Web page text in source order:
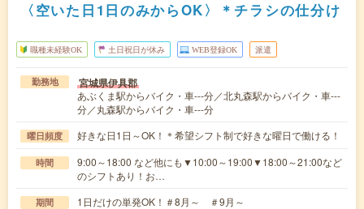
〈空いた日1日のみからOK〉＊チラシの仕分け
職種未経験OK 土日祝日が休み WEB登録OK 派遣
勤務地 宮城県伊具郡
あぶくま駅からバイク・車---分／北丸森駅からバイク・車---
分／丸森駅からバイク・車---分
曜日頻度 好きな日1日～OK！＊希望シフト制で好きな曜日で働ける！
時間
9:00～18:00 など他にも▼10:00～19:00▼18:00～21:00など
のシフトあり！お…
期間 1日だけの単発OK！＃8月～ ＃9月～